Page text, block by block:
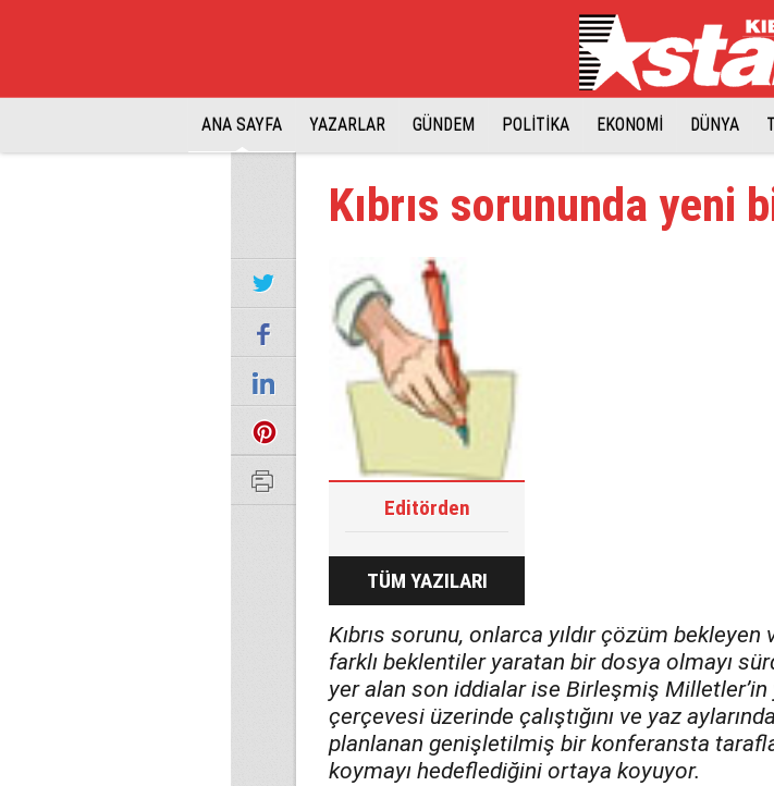
ANA SAYFA YAZARLAR GÜNDEM POLİTİKA EKONOMİ DÜNYA
Kıbrıs sorununda yeni
Editörden
TÜM YAZILARI
Kıbrıs sorunu, onlarca yıldır çözüm
farklı beklentiler yaratan bir dosya olmayı
yer alan son iddialar ise Birleşmiş
çerçevesi üzerinde çalıştığını ve yaz
planlanan genişletilmiş bir konferansta
koymayı hedeflediğini ortaya koyuyor.